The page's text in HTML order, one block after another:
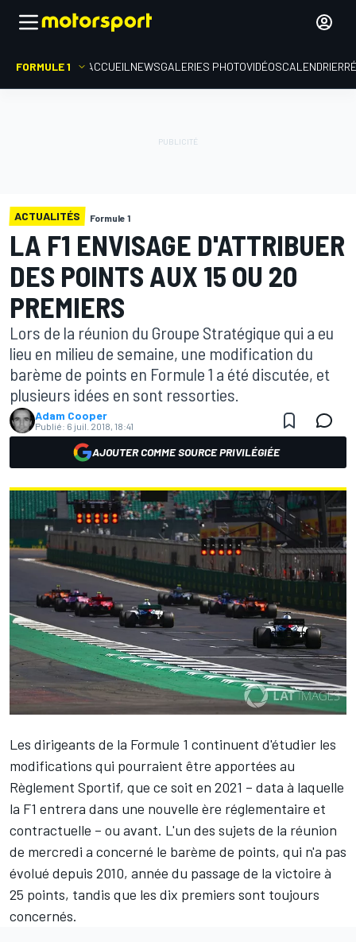
FORMULE 1 ACCUEIL NEWSGALERIES PHOTOVIDÉOSCALENDRIER
ACTUALITÉS Formule 1
LA F1 ENVISAGE D'ATTRIBUER
DES POINTS AUX 15 OU 20
PREMIERS
Lors de la réunion du Groupe Stratégique qui a eu
lieu en milieu de semaine, une modification du
barème de points en Formule 1 a été discutée, et
plusieurs idées en sont ressorties.
Adam Cooper
Publié: 6 juil. 2018, 18:41
AJOUTER COMME SOURCE PRIVILÉGIÉE
Les dirigeants de la Formule 1 continuent d'étudier les
modifications qui pourraient être apportées au
Règlement Sportif, que ce soit en 2021 – data à laquelle
la F1 entrera dans une nouvelle ère réglementaire et
contractuelle – ou avant. L'un des sujets de la réunion
de mercredi a concerné le barème de points, qui n'a pas
évolué depuis 2010, année du passage de la victoire à
25 points, tandis que les dix premiers sont toujours
concernés.